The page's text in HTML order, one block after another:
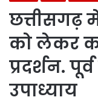
छत्तीसगढ़
को लेकर
प्रदर्शन.
उपाध्याय